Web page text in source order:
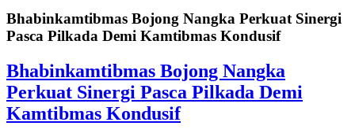
Bhabinkamtibmas Bojong Nangka Perkuat Sinergi
Pasca Pilkada Demi Kamtibmas Kondusif
Bhabinkamtibmas Bojong Nangka
Perkuat Sinergi Pasca Pilkada Demi
Kamtibmas Kondusif